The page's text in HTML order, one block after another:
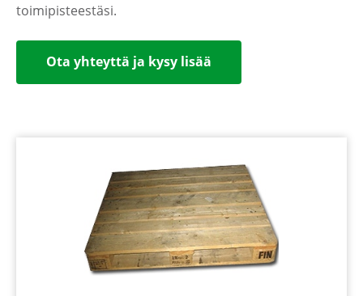
toimipisteestäsi.
Ota yhteyttä ja kysy lisää